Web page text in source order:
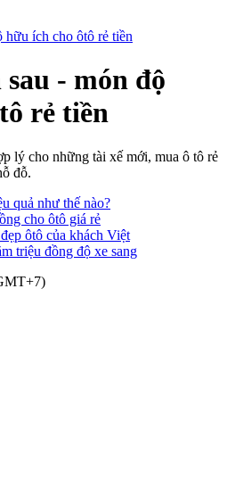
- món độ
rẻ tiền
lý cho những tài xế mới, mua ô tô rẻ
đỗ.
quả như thế nào?
cho ôtô giá rẻ
ôtô của khách Việt
triệu đồng độ xe sang